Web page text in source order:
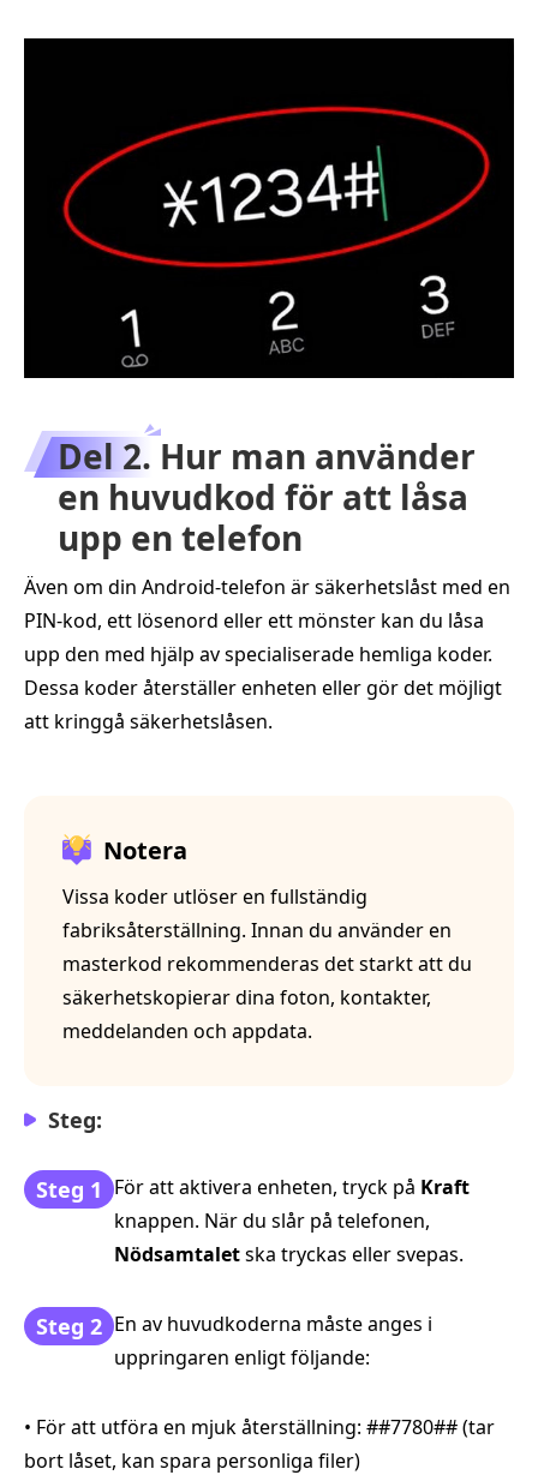
Del 2. Hur man använder
en huvudkod för att låsa
upp en telefon
Även om din Android-telefon är säkerhetslåst med en
PIN-kod, ett lösenord eller ett mönster kan du låsa
upp den med hjälp av specialiserade hemliga koder.
Dessa koder återställer enheten eller gör det möjligt
att kringgå säkerhetslåsen.
Notera
Vissa koder utlöser en fullständig
fabriksåterställning. Innan du använder en
masterkod rekommenderas det starkt att du
säkerhetskopierar dina foton, kontakter,
meddelanden och appdata.
Steg:
Steg 1 För att aktivera enheten, tryck på Kraft
knappen. När du slår på telefonen,
Nödsamtaletska tryckas eller svepas.
Steg 2 En av huvudkoderna måste anges i
uppringaren enligt följande:
• För att utföra en mjuk återställning: ##7780## (tar
bort låset, kan spara personliga filer)